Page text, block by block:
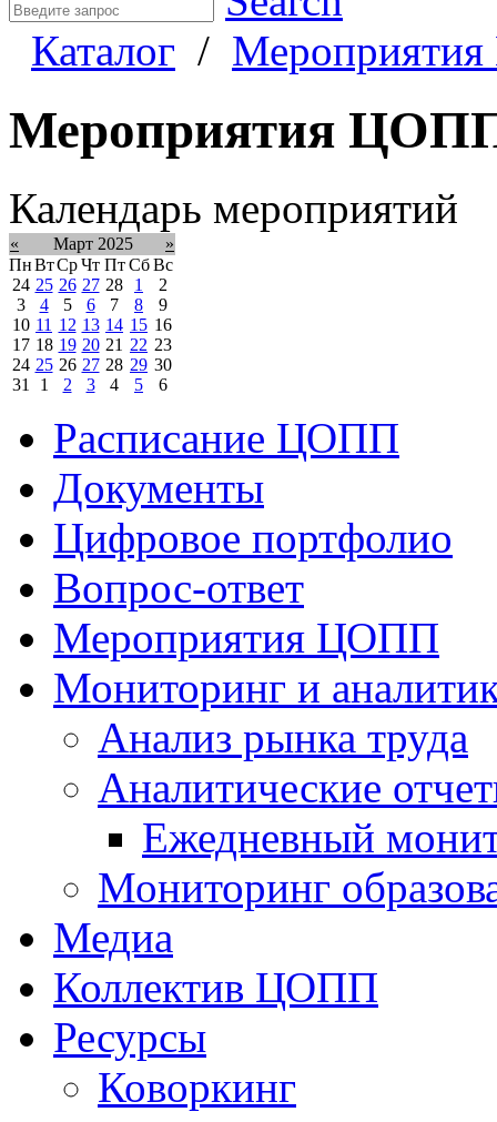
Каталог /
Мероприятия
Календарь мероприятий
« Март 2025
»
ПнВтСрЧт Пт Сб Вс
24 25 26 27 28 1
2
3
4 5 6 7 8
9
10 11 12 13 14 15 16
17 18 19 20 21 22 23
24 25 26 27 28 29 30
31
1 2 3 4 5 6
Расписание ЦОПП
Документы
Цифровое портфолио
Вопрос-ответ
Мероприятия ЦОПП
Мониторинг и
Анализ рынка труда
Аналитические
Ежедневный
Мониторинг
Медиа
Коллектив ЦОПП
Ресурсы
Коворкинг